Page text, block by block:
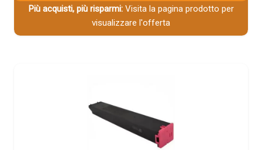
Più acquisti, più risparmi:Visita la pagina prodotto per
visualizzare l'offerta